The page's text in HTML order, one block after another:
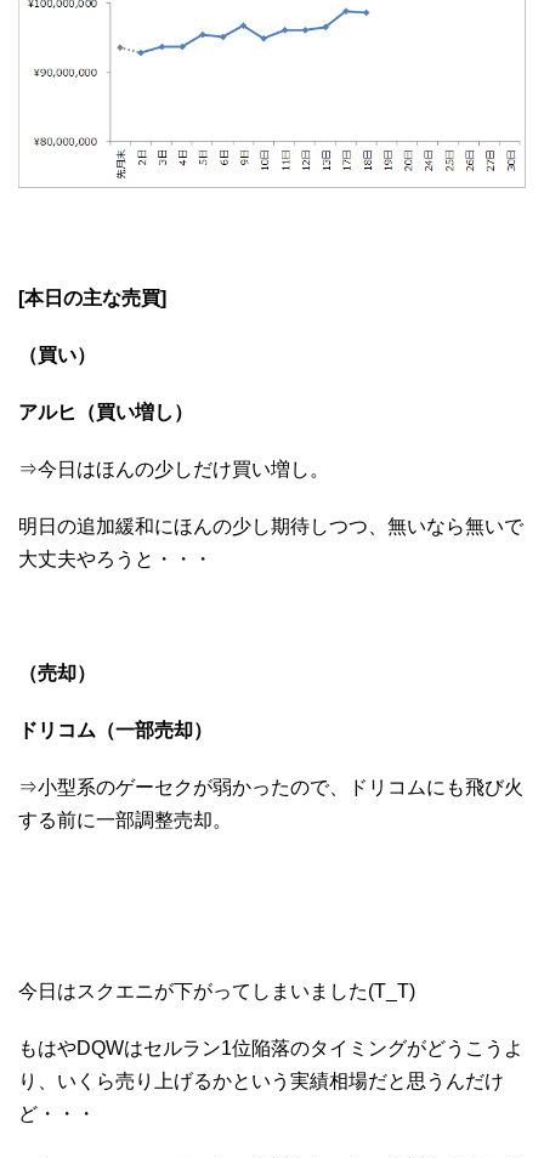
[本日の主な売買]
（買い）
アルヒ（買い増し）
⇒今日はほんの少しだけ買い増し。
明日の追加緩和にほんの少し期待しつつ、無いなら無いで
大丈夫やろうと・・・
（売却）
ドリコム（一部売却）
⇒小型系のゲーセクが弱かったので、ドリコムにも飛び火
する前に一部調整売却。
今日はスクエニが下がってしまいました(T_T)
もはやDQWはセルラン1位陥落のタイミングがどうこうよ
り、いくら売り上げるかという実績相場だと思うんだけ
ど・・・